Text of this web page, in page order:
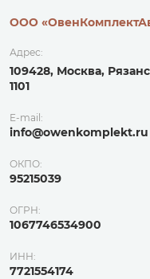
ООО
Адрес:
109428, Москва,
1101
E-mail:
info@owenkomplekt.ru
ОКПО:
95215039
ОГРН:
1067746534900
ИНН:
7721554174